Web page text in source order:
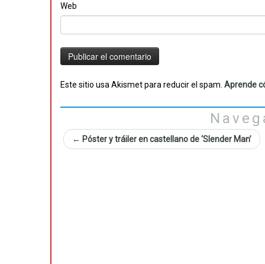
Web
Este sitio usa Akismet para reducir el spam. Aprende
← Póster y tráiler en castellano de ‘Slender Man’